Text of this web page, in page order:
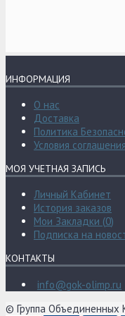
ИНФОРМАЦИЯ
О нас
Доставка
Политика
Условия соглашения
МОЯ УЧЕТНАЯ ЗАПИСЬ
Личный Кабинет
История заказов
Мои Закладки (0)
Подписка на
КОНТАКТЫ
info@gok-olimp.ru
© Группа Объединенных